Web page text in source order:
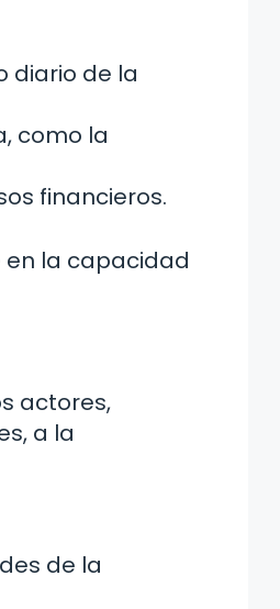
diario de la
como la
financieros.
en la capacidad
actores,
a la
de la